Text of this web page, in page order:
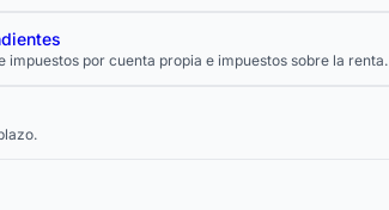
por cuenta propia e impuestos sobre la renta.